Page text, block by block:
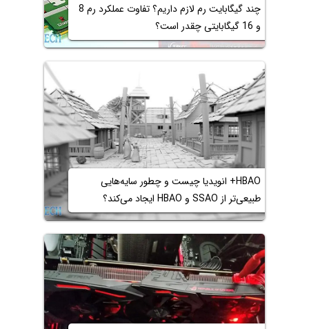
چند گیگابایت رم لازم داریم؟ تفاوت عملکرد رم 8
و 16 گیگابایتی چقدر است؟
HBAO+ انویدیا چیست و چطور سایه‌هایی
طبیعی‌تر از SSAO و HBAO ایجاد می‌کند؟